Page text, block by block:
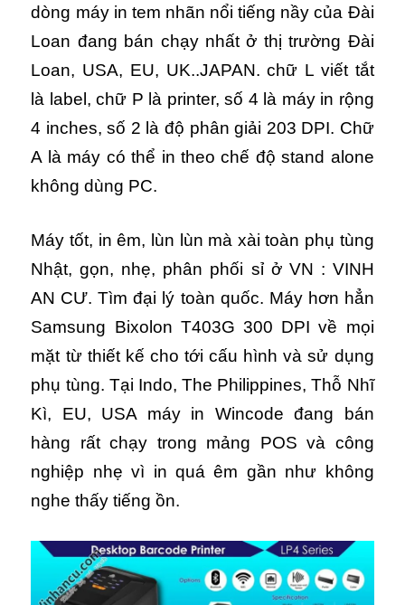
dòng máy in tem nhãn nổi tiếng nầy của Đài
Loan đang bán chạy nhất ở thị trường Đài
Loan, USA, EU, UK..JAPAN. chữ L viết tắt
là label, chữ P là printer, số 4 là máy in rộng
4 inches, số 2 là độ phân giải 203 DPI. Chữ
A là máy có thể in theo chế độ stand alone
không dùng PC.
Máy tốt, in êm, lùn lùn mà xài toàn phụ tùng
Nhật, gọn, nhẹ, phân phối sỉ ở VN : VINH
AN CƯ. Tìm đại lý toàn quốc. Máy hơn hẳn
Samsung Bixolon T403G 300 DPI về mọi
mặt từ thiết kế cho tới cấu hình và sử dụng
phụ tùng. Tại Indo, The Philippines, Thỗ Nhĩ
Kì, EU, USA máy in Wincode đang bán
hàng rất chạy trong mảng POS và công
nghiệp nhẹ vì in quá êm gần như không
nghe thấy tiếng ồn.